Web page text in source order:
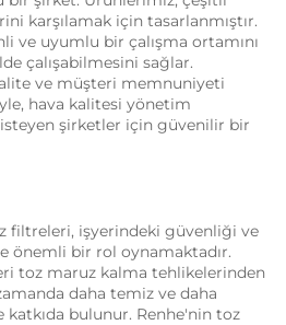
karşılamak için tasarlanmıştır.
ve uyumlu bir çalışma ortamını
çalışabilmesini sağlar.
ve müşteri memnuniyeti
hava kalitesi yönetim
şirketler için güvenilir bir
filtreleri, işyerindeki güvenliği ve
önemli bir rol oynamaktadır.
toz maruz kalma tehlikelerinden
daha temiz ve daha
bulunur. Renhe'nin toz